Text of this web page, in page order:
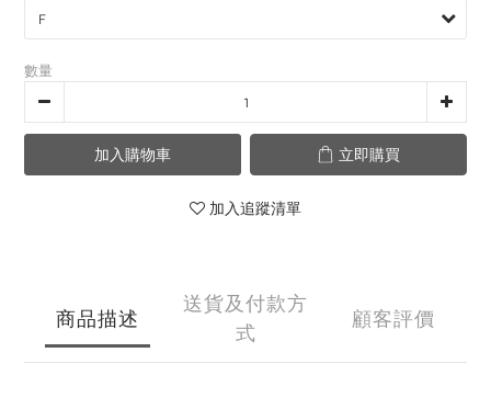
數量
加入購物車 立即購買
加入追蹤清單
商品描述
送貨及付款方
式
顧客評價